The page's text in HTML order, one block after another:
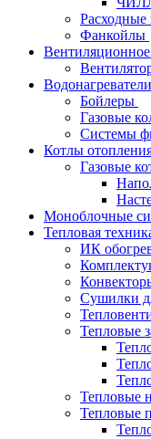
Фанкойлы
Бойлеры
Газовые
Системы
Котлы
Газовые
Моноблочные
Тепловая
ИК
Сушилки
Тепловые
Тепловые
Тепловые